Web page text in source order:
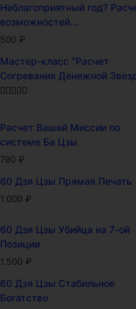
Неблагоприятный год?
возможностей...
500 ₽
Мастер-класс "Расчет
Согревания Денежной
Расчет Вашей Миссии по
системе Ба Цзы
790 ₽
60 Дзя Цзы Прямая Печать
1.000 ₽
60 Дзя Цзы Убийца на 7-ой
Позиции
1.500 ₽
60 Дзя Цзы Стабильное
Богатство